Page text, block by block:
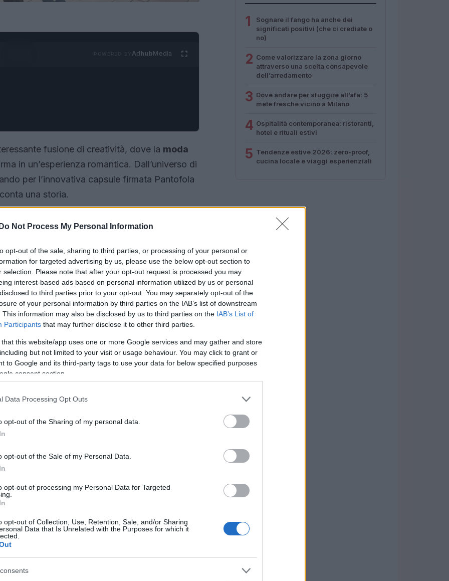
Do Not Process My Personal Information
opt-out of the sale, sharing to third parties, or processing of your personal or
for targeted advertising by us, please use the below opt-out section to
selection. Please note that after your opt-out request is processed you may
interest-based ads based on personal information utilized by us or personal
to third parties prior to your opt-out. You may separately opt-out of the
of your personal information by third parties on the IAB’s list of downstream
This information may also be disclosed by us to third parties on the IAB’s List of
Participants that may further disclose it to other third parties.
that this website/app uses one or more Google services and may gather and store
but not limited to your visit or usage behaviour. You may click to grant or
to Google and its third-party tags to use your data for below specified purposes
consent section.
Data Processing Opt Outs
opt-out of the Sharing of my personal data.
opt-out of the Sale of my Personal Data.
opt-out of processing my Personal Data for Targeted
opt-out of Collection, Use, Retention, Sale, and/or Sharing
Data that Is Unrelated with the Purposes for which it
AdhubMedia
fusione di creatività, dove la moda
in un’esperienza romantica. Dall’universo di
per l’innovativa capsule firmata Pantofola
una storia.
moda
dodici pezzi unici, ciascuno dei quali narra
Il designer francese riesce a
di nostalgia, ispirato a diverse epoche,
’50.
la
emozioni e ricordi. Si tratta di un
chi lo indossa, rendendo ogni pezzo unico e
1
Sognare il fango ha anche dei
significati positivi (che ci crediate o
no)
2 Come valorizzare la zona giorno
attraverso una scelta consapevole
dell’arredamento
3 Dove andare per sfuggire all’afa: 5
mete fresche vicino a Milano
4 Ospitalità contemporanea: ristoranti,
hotel e rituali estivi
5 Tendenze estive 2026: zero-proof,
cucina locale e viaggi esperienziali